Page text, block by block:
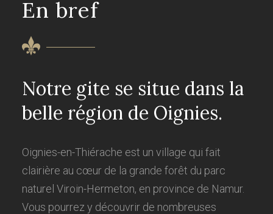
En bref
Notre gite se situe dans la
belle région de Oignies.
Oignies-en-Thiérache est un village qui fait
clairière au cœur de la grande forêt du parc
naturel Viroin-Hermeton, en province de Namur.
Vous pourrez y découvrir de nombreuses